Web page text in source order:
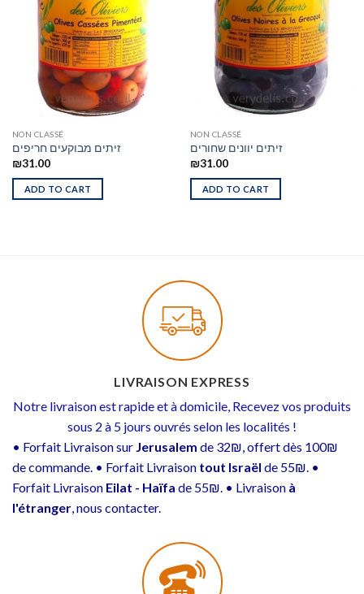
NON CLASSÉ
זיתים מבוקעים חריפים
₪31.00
ADD TO CART
NON CLASSÉ
זיתים יוונים שחורים
₪31.00
ADD TO CART
LIVRAISON EXPRESS
Notre livraison est rapide et à domicile, Recevez vos produits
sous 2 à 5 jours ouvrés selon les localités !
• Forfait Livraison sur Jerusalem de 32₪, offert dès 100₪
de commande. • Forfait Livraison tout Israël de 55₪. •
Forfait Livraison Eilat - Haïfa de 55₪. • Livraison à
l'étranger, nous contacter.